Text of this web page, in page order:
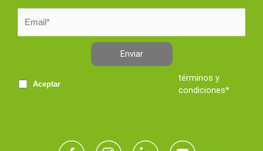
Enviar
Aceptar
términos y
condiciones*